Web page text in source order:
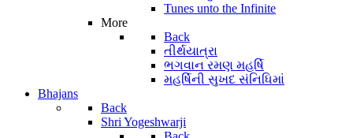
Tunes unto the Infinite
More
Back
તીર્થયાત્રા
ભગવાન રમણ મહર્ષિ
મહર્ષિની સુખદ સંનિધિમાં
Bhajans
Back
Shri Yogeshwarji